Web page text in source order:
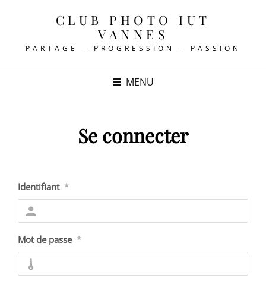
CLUB PHOTO IUT
VANNES
PARTAGE – PROGRESSION – PASSION
MENU
Se connecter
Identifiant *
Mot de passe *